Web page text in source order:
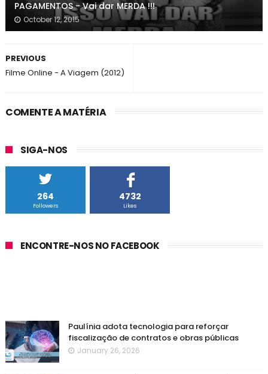
PAGAMENTOS - Vai dar MERDA !!!
October 12, 2015
PREVIOUS
Filme Online - A Viagem (2012)
COMENTE A MATÉRIA
SIGA-NOS
264
Followers
4732
Likes
ENCONTRE-NOS NO FACEBOOK
Paulínia adota tecnologia para reforçar
fiscalização de contratos e obras públicas
January 26, 2026